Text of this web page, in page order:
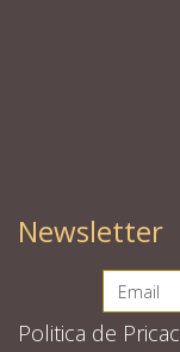
Newsletter
Politica de